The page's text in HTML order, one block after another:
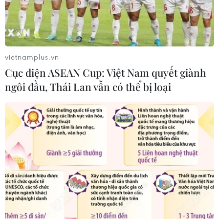
Giá vàng ngày 6/8: Bảng giá tại các
công ty vàng bạc đá quý
06/08/2026 01:54
Giá dầu thô biến động nhẹ khi triển
vọng đàm phán Trung Đông vẫn khó
đoán
06/08/2026 00:26
Xem thêm
vietnamplus.vn
Cục diện ASEAN Cup: Việt Nam quyết giành
ngôi đầu, Thái Lan vẫn có thể bị loại